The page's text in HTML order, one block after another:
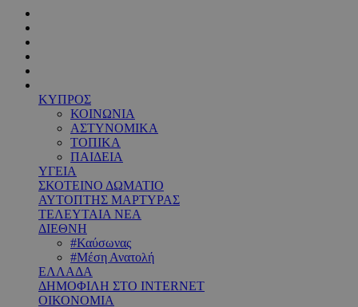
ΚΥΠΡΟΣ
ΚΟΙΝΩΝΙΑ
ΑΣΤΥΝΟΜΙΚΑ
ΤΟΠΙΚΑ
ΠΑΙΔΕΙΑ
ΥΓΕΙΑ
ΣΚΟΤΕΙΝΟ ΔΩΜΑΤΙΟ
ΑΥΤΟΠΤΗΣ ΜΑΡΤΥΡΑΣ
ΤΕΛΕΥΤΑΙΑ ΝΕΑ
ΔΙΕΘΝΗ
#Καύσωνας
#Μέση Ανατολή
ΕΛΛΑΔΑ
ΔΗΜΟΦΙΛΗ ΣΤΟ INTERNET
ΟΙΚΟΝΟΜΙΑ